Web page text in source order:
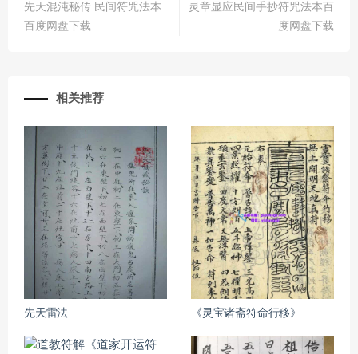
先天混沌秘传 民间符咒法本
百度网盘下载
灵章显应民间手抄符咒法本百
度网盘下载
相关推荐
先天雷法 《灵宝诸斋符命行移》